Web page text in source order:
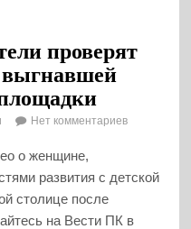
проверят
Нет комментариев
о женщине,
развития с детской
столице после
на Вести ПК в